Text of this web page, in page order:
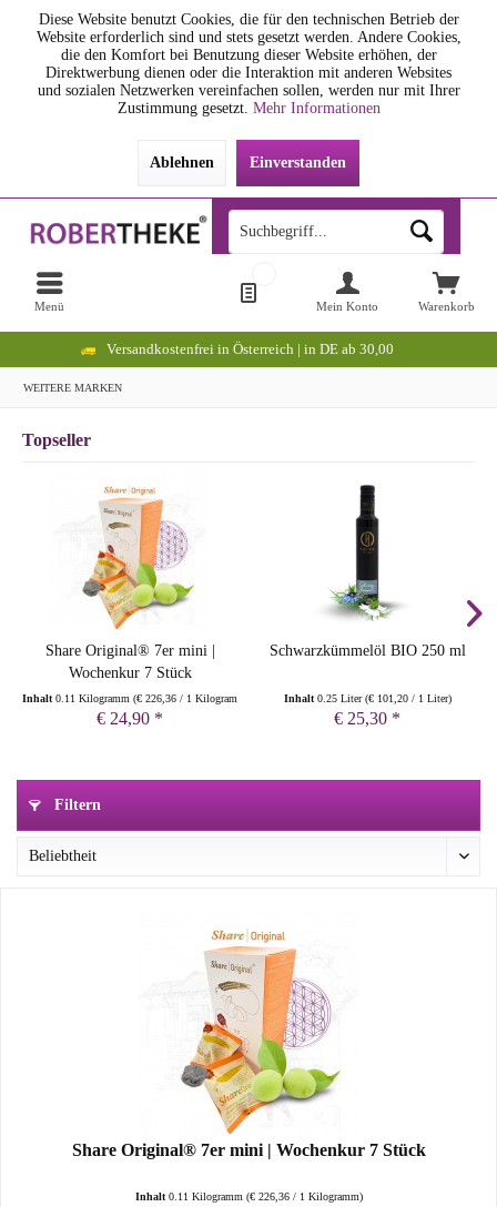
Diese Website benutzt Cookies, die für den technischen Betrieb der
Website erforderlich sind und stets gesetzt werden. Andere Cookies,
die den Komfort bei Benutzung dieser Website erhöhen, der
Direktwerbung dienen oder die Interaktion mit anderen Websites
und sozialen Netzwerken vereinfachen sollen, werden nur mit Ihrer
Zustimmung gesetzt. Mehr Informationen
Ablehnen Einverstanden
Versandkostenfrei in Österreich | in DE ab 30,00
Menü Warenkorb
Mein Konto
WEITERE MARKEN
Topseller
Share Original® 7er mini |
Wochenkur 7 Stück
Inhalt 0.11 Kilogramm (€ 226,36 / 1 Kilogramm)
€ 24,90 *
Schwarzkümmelöl BIO 250 ml
Inhalt 0.25 Liter(€ 101,20/ 1 Liter)
€ 25,30 *
Filtern
Share Original® 7er mini | Wochenkur 7 Stück
Inhalt 0.11 Kilogramm (€ 226,36/ 1 Kilogramm)